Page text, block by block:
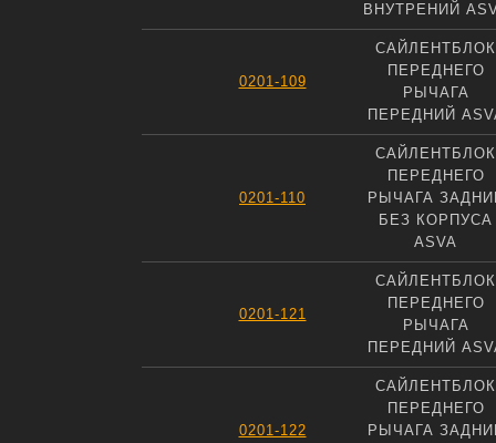
ВНУТРЕНИЙ
0201-109
САЙЛЕНТБЛОК
ПЕРЕДНЕГО
РЫЧАГА
ПЕРЕДНИЙ
0201-110
САЙЛЕНТБЛОК
ПЕРЕДНЕГО
РЫЧАГА
БЕЗ КОРПУСА
ASVA
0201-121
САЙЛЕНТБЛОК
ПЕРЕДНЕГО
РЫЧАГА
ПЕРЕДНИЙ
0201-122
САЙЛЕНТБЛОК
ПЕРЕДНЕГО
РЫЧАГА